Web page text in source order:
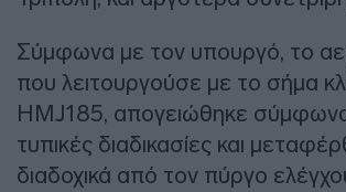
Σύμφωνα με τον υπουργό, το
που λειτουργούσε με το σήμα
HMJ185, απογειώθηκε σύμφωνα
τυπικές διαδικασίες και
διαδοχικά από τον πύργο